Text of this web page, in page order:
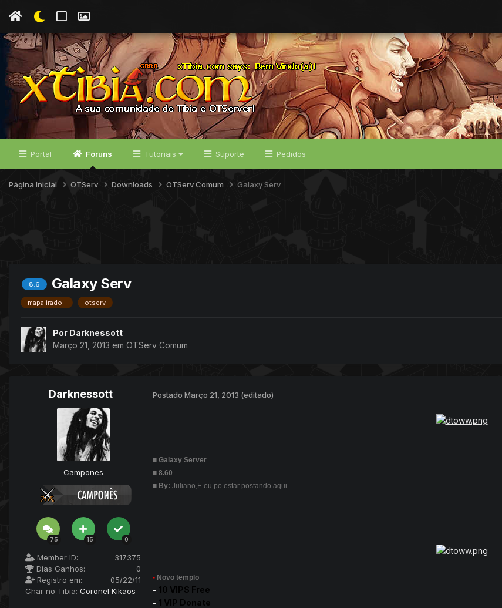
Portal Fóruns Tutoriais Suporte Pedidos
Página Inicial OTServ Downloads OTServ Comum Galaxy Serv
8.6 Galaxy Serv
mapa irado ! otserv
Por Darknessott
Março 21, 2013 em OTServ Comum
Darknessott
Campones
75 15 0
Member ID:
317375
Dias Ganhos:
0
Registro em:
05/22/11
Char no Tibia: Coronel Kikaos
Postado Março 21, 2013 (editado)
■ Galaxy Server
■ 8.60
■ By: Juliano,E eu po estar postando aqui
- Novo templo
- 10 VIPS Free
- 1 VIP Donate